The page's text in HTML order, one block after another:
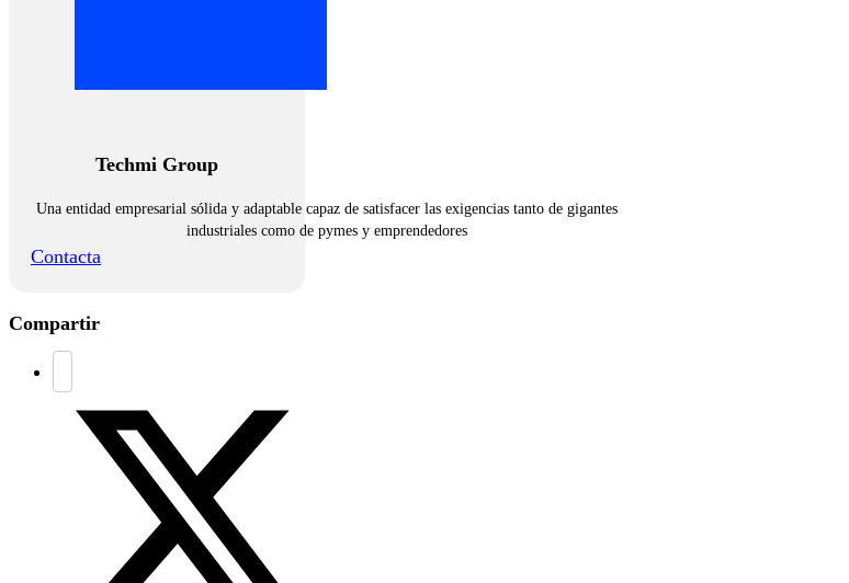
Techmi Group
Una entidad empresarial sólida y adaptable capaz de satisfacer las exigencias tanto de gigantes
industriales como de pymes y emprendedores
Contacta
Compartir